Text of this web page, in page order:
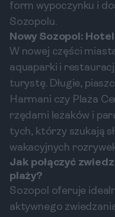
form wypoczynku i
Sozopolu.
Nowy Sozopol:
W nowej części
aquaparki i
turystę. Długie,
Harmani czy Plaża
rzędami leżaków i
tych, którzy szukają
wakacyjnych
Jak połączyć
plaży?
Sozopol oferuje
aktywnego